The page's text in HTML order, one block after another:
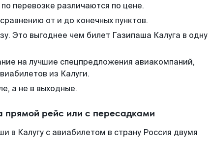
перевозке различаются по цене.
от и до конечных пунктов.
Это выгоднее чем билет Газипаша Калуга в одну
на лучшие спецпредложения авиакомпаний,
из Калуги.
а не в выходные.
прямой рейс или с пересадками
в Калугу с авиабилетом в страну Россия двумя